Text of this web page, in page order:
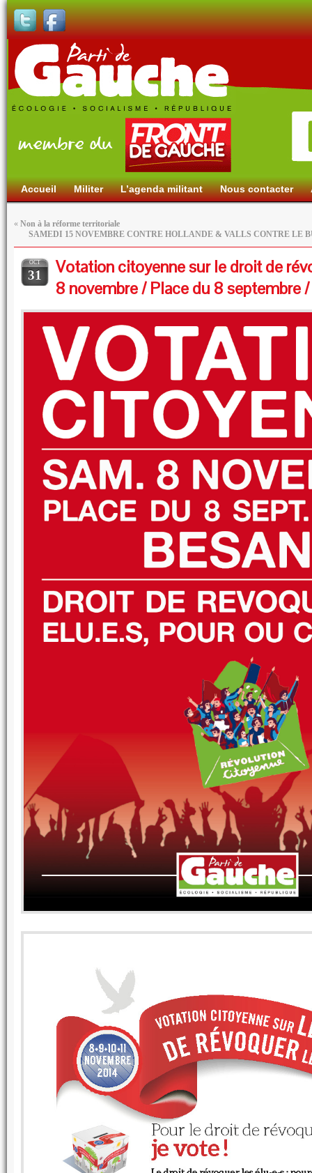
Accueil Militer L’agenda militant Nous contacter
« Non à la réforme territoriale
SAMEDI 15 NOVEMBRE CONTRE HOLLANDE & VALLS CONTRE LE
OCT
31
Votation citoyenne sur le droit de
8 novembre / Place du 8 septembre